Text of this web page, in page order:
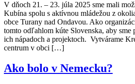
V dňoch 21. – 23. júla 2025 sme mali
Kubína spolu s aktívnou mládežou z
obce Turany nad Ondavou. Ako
tomto odľahlom kúte Slovenska, aby
ich nápadoch a projektoch. Vytvárame
centrum v obci […]
Ako bolo v Nemecku?